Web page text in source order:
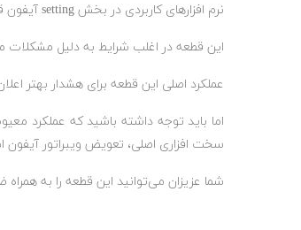
نرم افزار‌های کاربردی در بخش setting آیفون قابل تنظیم است.
این قطعه در اغلب شرایط به دلیل مشکلات
عملکرد اصلی این قطعه برای هشدار بهتر
اما باید توجه داشته باشید که عملکرد
سخت افزاری اصلی، تعویض ویبراتور آیفون اس ای 2022 از اهمیت ویژه‌ای
شما عزیزان می‌توانید این قطعه را به